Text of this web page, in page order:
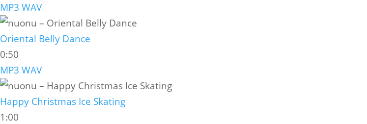
MP3 WAV
Oriental Belly Dance
0:50
MP3 WAV
Happy Christmas Ice Skating
1:00